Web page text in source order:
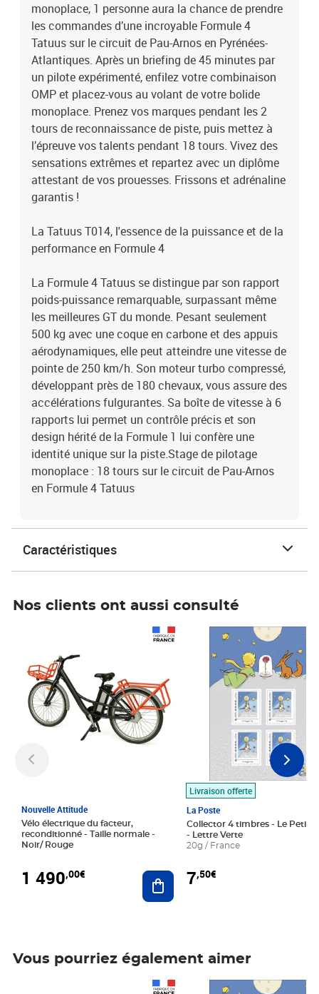
vitesse de pointe de 250 km/h. Son moteur turbo compressé,
développant près de 180 chevaux, vous assure des accélérations
fulgurantes. Sa boîte de vitesse à 6 rapports lui permet un contrôle
précis et son design hérité de la Formule 1 lui confère une identité
unique sur la piste.Stage de pilotage monoplace : 18 tours sur le
circuit de Pau-Arnos en Formule 4 Tatuus
monoplace, 1 personne aura la chance de prendre
les commandes d’une incroyable Formule 4
Tatuus sur le circuit de Pau-Arnos en Pyrénées-
Atlantiques. Après un briefing de 45 minutes par
un pilote expérimenté, enfilez votre combinaison
OMP et placez-vous au volant de votre bolide
monoplace. Prenez vos marques pendant les 2
tours de reconnaissance de piste, puis mettez à
l’épreuve vos talents pendant 18 tours. Vivez des
sensations extrêmes et repartez avec un diplôme
attestant de vos prouesses. Frissons et adrénaline
garantis !
La Tatuus T014, l'essence de la puissance et de la
performance en Formule 4
La Formule 4 Tatuus se distingue par son rapport
poids-puissance remarquable, surpassant même
les meilleures GT du monde. Pesant seulement
500 kg avec une coque en carbone et des appuis
aérodynamiques, elle peut atteindre une vitesse de
pointe de 250 km/h. Son moteur turbo compressé,
développant près de 180 chevaux, vous assure des
accélérations fulgurantes. Sa boîte de vitesse à 6
rapports lui permet un contrôle précis et son
design hérité de la Formule 1 lui confère une
identité unique sur la piste.Stage de pilotage
monoplace : 18 tours sur le circuit de Pau-Arnos
en Formule 4 Tatuus
Caractéristiques
Nos clients ont aussi consulté
Nouvelle Attitude
Vélo électrique du facteur,
reconditionné - Taille normale -
Noir/ Rouge
1 490,00€ Ajouter au panier
Livraison offerte
La Poste
Collector 4 timbres - Le Petit
- Lettre Verte
20g / France
7,50€
Prix 7,50€
Vous pourriez également aimer
Prix 7,50€